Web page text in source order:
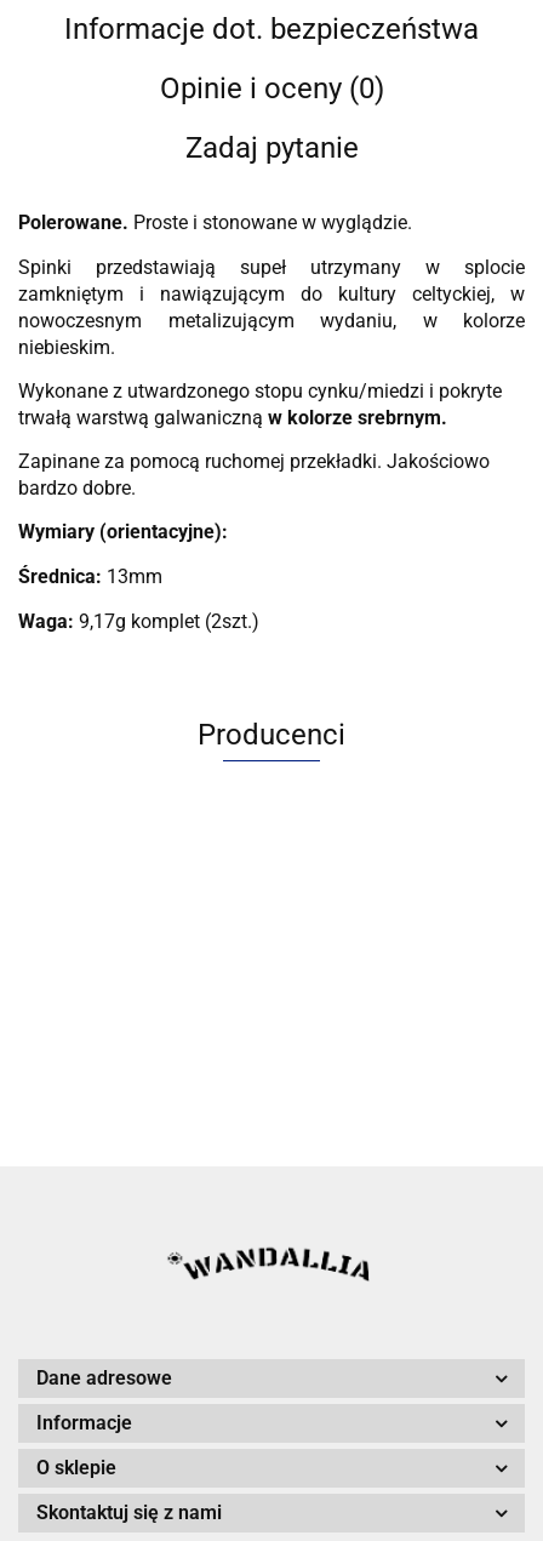
Informacje dot. bezpieczeństwa
Opinie i oceny (0)
Zadaj pytanie
Polerowane. Proste i stonowane w wyglądzie.
Spinki przedstawiają supeł utrzymany w splocie
zamkniętym i nawiązującym do kultury celtyckiej, w
nowoczesnym metalizującym wydaniu, w kolorze
niebieskim.
Wykonane z utwardzonego stopu cynku/miedzi i pokryte
trwałą warstwą galwaniczną w kolorze srebrnym.
Zapinane za pomocą ruchomej przekładki. Jakościowo
bardzo dobre.
Wymiary (orientacyjne):
Średnica: 13mm
Waga: 9,17g komplet (2szt.)
Producenci
Dane adresowe
Informacje
O sklepie
Skontaktuj się z nami